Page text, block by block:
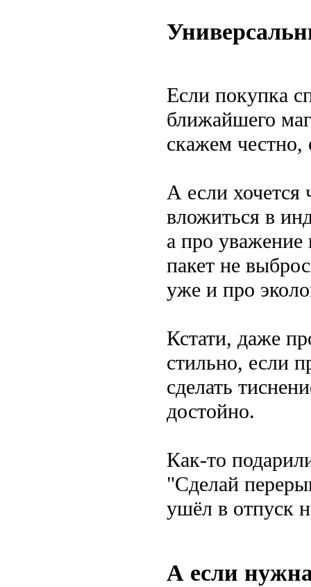
Если покупка
ближайшего
скажем
А если
вложиться в
а про уважение
пакет не
уже и про
Кстати, даже
стильно, если
сделать
достойно.
Как-то
"Сделай
ушёл в отпуск
А если